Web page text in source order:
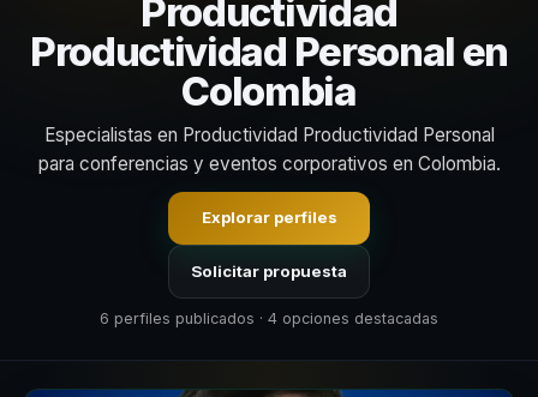
Productividad
Productividad Personal en
Colombia
Especialistas en Productividad Productividad Personal
para conferencias y eventos corporativos en Colombia.
Explorar perfiles
Solicitar propuesta
6 perfiles publicados · 4 opciones destacadas